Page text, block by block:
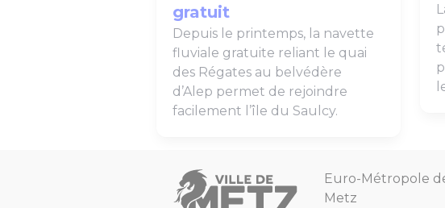
gratuit
Depuis le printemps, la navette
fluviale gratuite reliant le quai
des Régates au belvédère
d’Alep permet de rejoindre
facilement l’île du Saulcy.
Euro-Métropole
Metz